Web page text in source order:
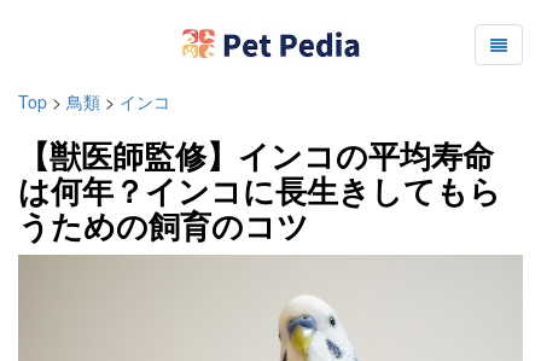
Top > 鳥類 > インコ
【獣医師監修】インコの平均寿命
は何年？インコに長生きしてもら
うための飼育のコツ